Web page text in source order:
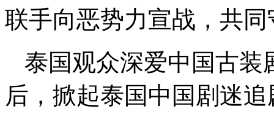
联手向恶势力宣战，共
泰国观众深爱中国古装
后，掀起泰国中国剧迷